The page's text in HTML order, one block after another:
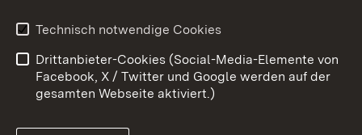
Barrierefreiheit
Impressum
Cookies
Technisch notwendige Cookies
Drittanbieter-Cookies (Social-Media-Elemente von
Facebook, X / Twitter und Google werden auf der
gesamten Webseite aktiviert.)